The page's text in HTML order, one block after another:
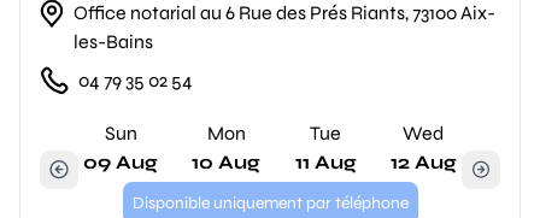
Office notarial au 6 Rue des Prés Riants, 73100 Aix-
les-Bains
04 79 35 02 54
Sun
09 Aug
Mon
10 Aug
Tue
11 Aug
Wed
12 Aug
Disponible uniquement par téléphone